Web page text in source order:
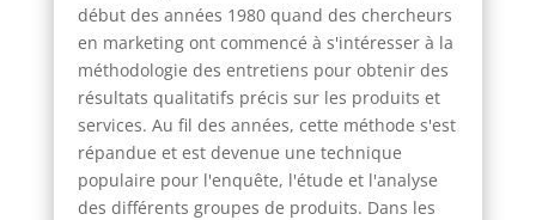
début des années 1980 quand des chercheurs
en marketing ont commencé à s'intéresser à la
méthodologie des entretiens pour obtenir des
résultats qualitatifs précis sur les produits et
services. Au fil des années, cette méthode s'est
répandue et est devenue une technique
populaire pour l'enquête, l'étude et l'analyse
des différents groupes de produits. Dans les